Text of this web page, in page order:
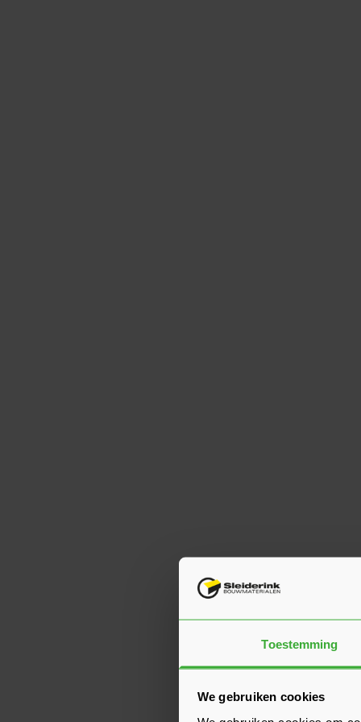
Toestemming
We gebruiken cookies